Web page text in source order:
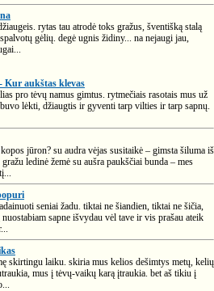
rytas tau atrodė toks gražus, šventišką stalą
gėlių. degė ugnis židiny... na nejaugi jau,
Kur aukštas klevas
pro tėvų namus gimtus. rytmečiais rasotais mus už
lėkti, džiaugtis ir gyventi tarp vilties ir tarp sapnų.
jūron? su audra vėjas susitaikė – gimsta šiluma iš
ledinė žemė su aušra paukščiai bunda – mes
seniai žadu. tiktai ne šiandien, tiktai ne šičia,
sapne išvydau vėl tave ir vis prašau ateik
skirtingu laiku. skiria mus kelios dešimtys metų, kelių
mus į tėvų-vaikų karą įtraukia. bet aš tikiu į